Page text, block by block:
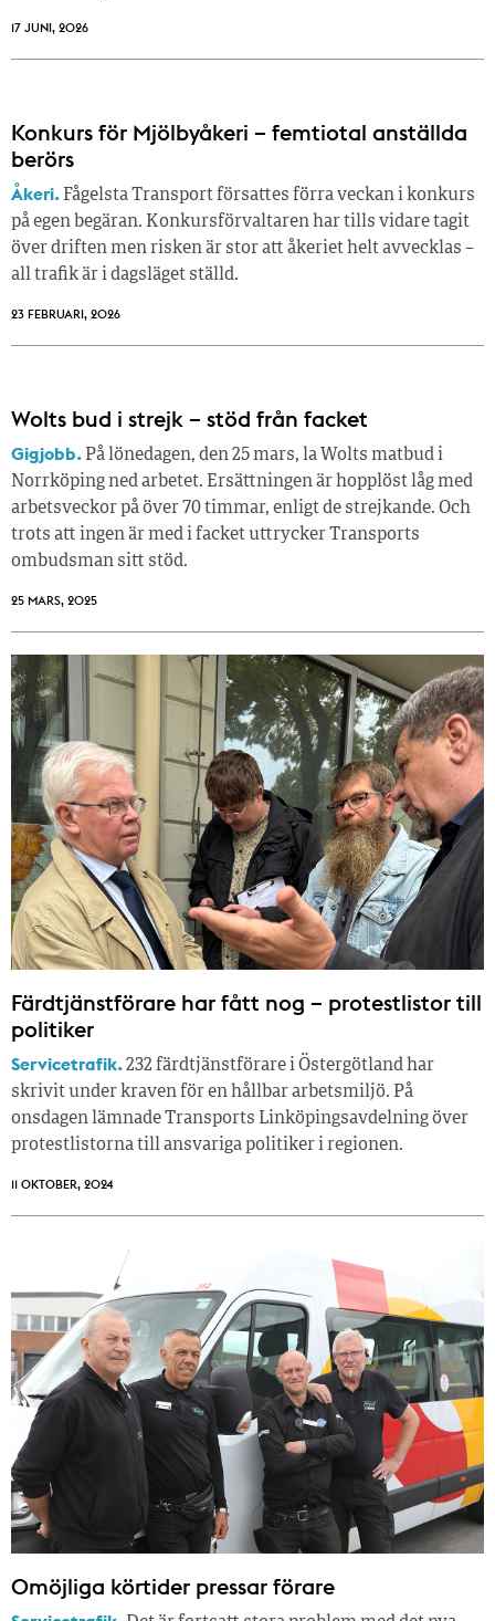
17 JUNI, 2026
Konkurs för Mjölbyåkeri – femtiotal anställda
berörs
Åkeri. Fågelsta Transport försattes förra veckan i konkurs
på egen begäran. Konkursförvaltaren har tills vidare tagit
över driften men risken är stor att åkeriet helt avvecklas –
all trafik är i dagsläget ställd.
23 FEBRUARI, 2026
Wolts bud i strejk – stöd från facket
Gigjobb. På lönedagen, den 25 mars, la Wolts matbud i
Norrköping ned arbetet. Ersättningen är hopplöst låg med
arbetsveckor på över 70 timmar, enligt de strejkande. Och
trots att ingen är med i facket uttrycker Transports
ombudsman sitt stöd.
25 MARS, 2025
Färdtjänstförare har fått nog – protestlistor till
politiker
Servicetrafik.232 färdtjänstförare i Östergötland har
skrivit under kraven för en hållbar arbetsmiljö. På
onsdagen lämnade Transports Linköpingsavdelning över
protestlistorna till ansvariga politiker i regionen.
11 OKTOBER, 2024
Omöjliga körtider pressar förare